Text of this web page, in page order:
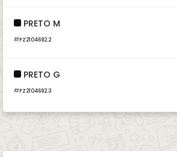
PRETO M
FZ2104692.2
PRETO G
FZ2104692.3